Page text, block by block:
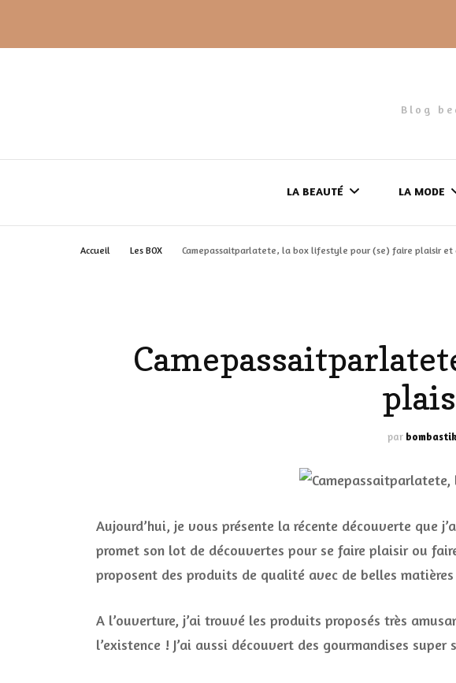
Blog
LA BEAUTÉ
HAUL
LES CHEVEUX
LA VIE PLUS SIMPLE…
ACCESSOIRES BIEN
LA MODE
MES
LES
Accueil Les BOX Camepassaitparlatete, la box lifestyle pour (se) faire plaisir et
par
Aujourd’hui, je vous présente la récente découverte que
promet son lot de découvertes pour se faire plaisir ou
proposent des produits de qualité avec de belles
A l’ouverture, j’ai trouvé les produits proposés très
l’existence ! J’ai aussi découvert des gourmandises